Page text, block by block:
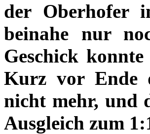
der Oberhofer
beinahe nur
Geschick
Kurz vor Ende
nicht mehr, und
Ausgleich zum